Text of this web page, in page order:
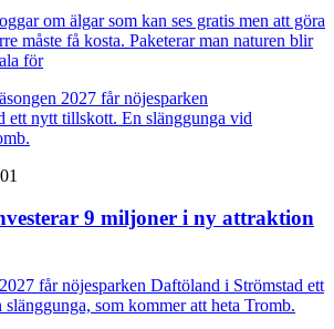
om älgar som kan ses gratis men att göra
måste få kosta. Paketerar man naturen blir
för
9 miljoner i ny attraktion
får nöjesparken Daftöland i Strömstad ett
som kommer att heta Tromb.